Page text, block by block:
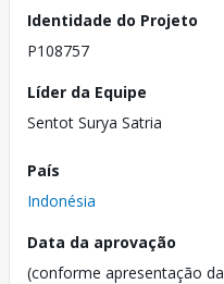
Identidade do Projeto
P108757
Líder da Equipe
Sentot Surya Satria
País
Indonésia
Data da aprovação
(conforme apresentação da